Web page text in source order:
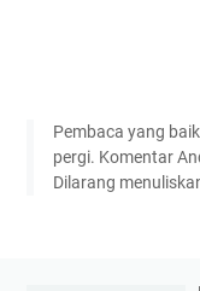
Pembaca yang
pergi. Komentar
Dilarang